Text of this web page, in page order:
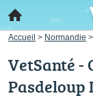
Accueil > Normandie >
VetSanté -
Pasdeloup